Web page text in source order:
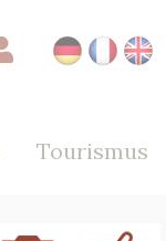
Tourismus